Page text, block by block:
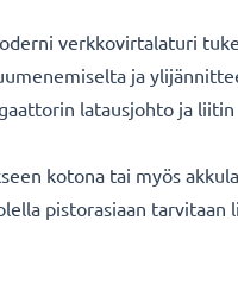
verkkovirtalaturi
ja
latausjohto ja liitin
kotona tai myös
pistorasiaan tarvitaan